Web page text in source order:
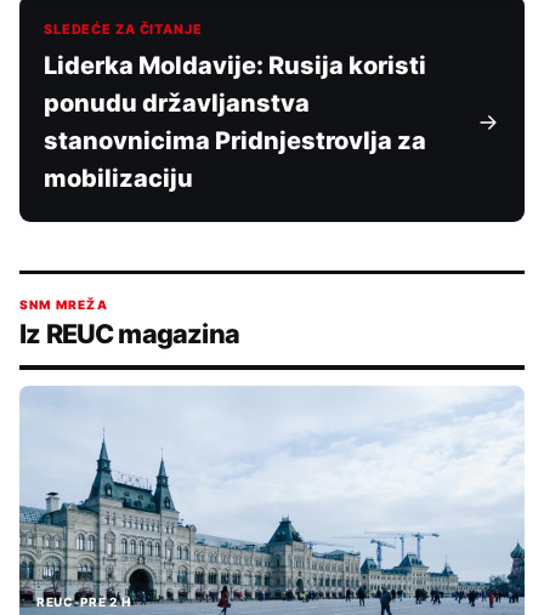
SLEDEĆE ZA ČITANJE
Liderka Moldavije: Rusija koristi
ponudu državljanstva
stanovnicima Pridnjestrovlja za
mobilizaciju
SNM MREŽA
Iz REUC magazina
REUC•PRE 2 H